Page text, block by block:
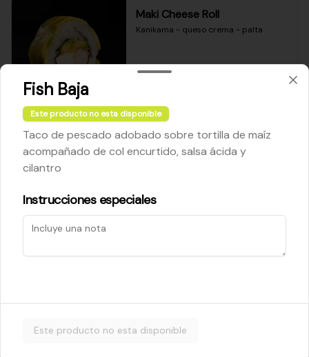
Maki Cheese Roll
Kanikama - queso crema - palta
Cheese Roll
Queso crema - palta - cebollín
$5.200
$5.800
Fish Baja
Este producto no esta disponible
Taco de pescado adobado sobre tortilla de maíz
acompañado de col encurtido, salsa ácida y
cilantro
Instrucciones especiales
Este producto no esta disponible